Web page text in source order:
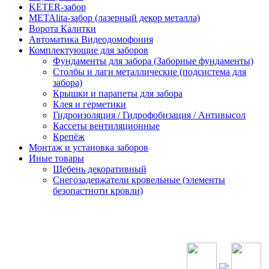
KETER-забор
METAlita-забор (лазерный декор металла)
Ворота Калитки
Автоматика Видеодомофония
Комплектующие для заборов
Фундаменты для забора (Заборные фундаменты)
Столбы и лаги металлические (подсистема для
забора)
Крышки и парапеты для забора
Клея и герметики
Гидроизоляция / Гидрофобизация / Антивысол
Кассеты вентиляционные
Крепёж
Монтаж и установка заборов
Иные товары
Щебень декоративный
Снегозадержатели кровельные (элементы
безопастноти кровли)